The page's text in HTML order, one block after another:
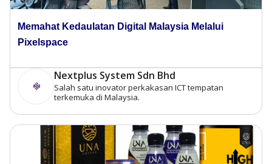
Memahat Kedaulatan Digital Malaysia Melalui
Pixelspace
Nextplus System Sdn Bhd
Salah satu inovator perkakasan ICT tempatan
terkemuka di Malaysia.